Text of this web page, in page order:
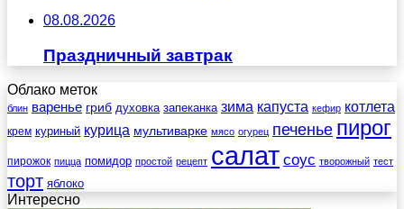
08.08.2026
Праздничный завтрак
Облако меток
блин варенье гриб духовка запеканка зима капуста кефир котлета
крем куриный курица мультиварке мясо огурец печенье пирог
пирожок пицца помидор простой рецепт салат соус творожный тест
торт яблоко
Интересно